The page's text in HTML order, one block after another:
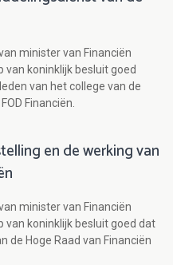
minister van Financiën
koninklijk besluit goed
van het college van de
Financiën.
en de werking van
minister van Financiën
van koninklijk besluit goed dat
de Hoge Raad van Financiën